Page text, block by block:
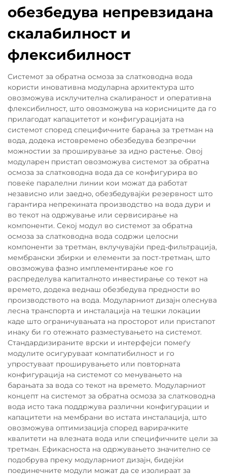
обезбедува непревзидана
скалабилност и
флексибилност
Системот за обратна осмоза за слатководна вода
користи иновативна модуларна архитектура што
овозможува исклучителна скалираност и оперативна
флексибилност, што овозможува на корисниците да го
прилагодат капацитетот и конфигурацијата на
системот според специфичните барања за третман на
вода, додека истовремено обезбедува безпречни
можностии за проширување за идно растење. Овој
модуларен пристап овозможува системот за обратна
осмоза за слатководна вода да се конфигурира во
повеќе паралелни линии кои можат да работат
независно или заедно, обезбедувајќи резервност што
гарантира непрекината производство на вода дури и
во текот на одржување или сервисирање на
компоненти. Секој модул во системот за обратна
осмоза за слатководна вода содржи целосни
компоненти за третман, вклучувајќи пред-фильтрација,
мембрански збирки и елементи за пост-третман, што
овозможува фазно имплементирање кое го
распределува капиталното инвестирање со текот на
времето, додека веднаш обезбедува предности во
производството на вода. Модуларниот дизајн олеснува
лесна транспорта и инсталација на тешки локации
каде што ограничувањата на просторот или пристапот
инаку би го отежнато разместувањето на системот.
Стандардизираните врски и интерфејси помеѓу
модулите осигуруваат компатибилност и го
упростуваат проширувањето или повторната
конфигурација на системот со менувањето на
барањата за вода со текот на времето. Модуларниот
концепт на системот за обратна осмоза за слатководна
вода исто така поддржува различни конфигурации и
капацитети на мембрани во истата инсталација, што
овозможува оптимизација според варирачките
квалитети на влезната вода или специфичните цели за
третман. Ефикасноста на одржувањето значително се
подобрува преку модуларниот дизајн, бидејќи
поединечните модули можат да се изолираат за